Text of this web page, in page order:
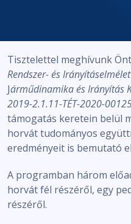
Tisztelettel meghívunk
Rendszer- és
Járműdinamika és Irányítás
2019-2.1.11-TÉT-2020-
támogatás keretein belül
horvát tudományos
eredményeit is bemutató
A programban három
horvát fél részéről, egy
részéről.